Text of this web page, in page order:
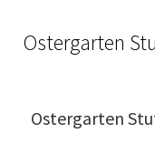
Ostergarten
Ostergarten